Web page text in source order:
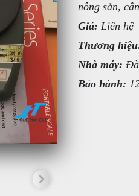
nông sản,
Giá: Liên hệ
Thương
Nhà máy:
Bảo hành: